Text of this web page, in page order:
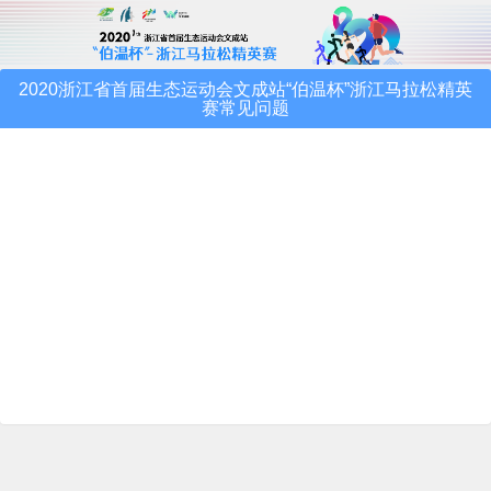
2020浙江省首届生态运动会文成站“伯温杯”浙江马拉松精英
赛常见问题